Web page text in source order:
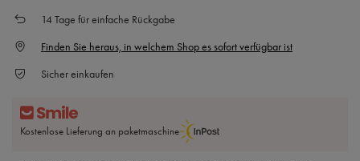
14Tage für einfache Rückgabe
Finden Sie heraus, in welchem Shop es sofort verfügbar ist
Sicher einkaufen
Kostenlose Lieferung an paketmaschine